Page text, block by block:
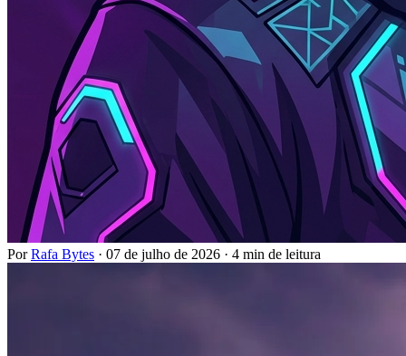
PorRafa Bytes · 07 de julho de 2026 · 4 min de leitura